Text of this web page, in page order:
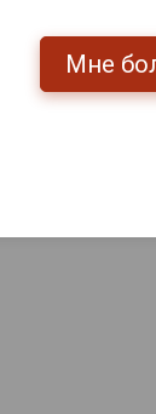
Мне